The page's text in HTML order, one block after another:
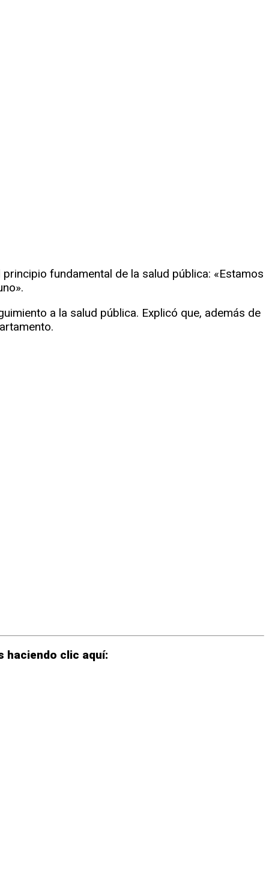
principio fundamental de la salud pública: «Estamos
a la salud pública. Explicó que, además de
haciendo clic aquí: